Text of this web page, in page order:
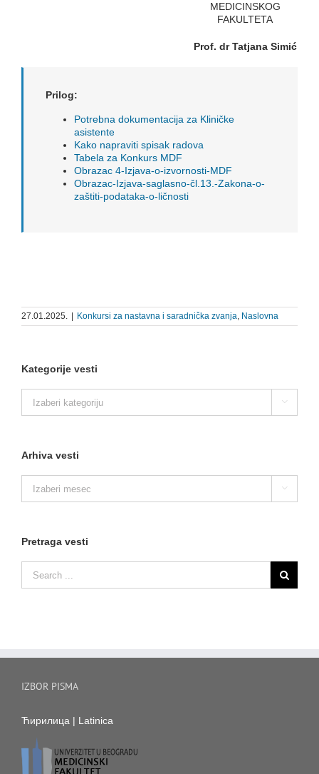
MEDICINSKOG
FAKULTETA
Prof. dr Tatjana Simić
Prilog:
Potrebna dokumentacija za Kliničke
asistente
Kako napraviti spisak radova
Tabela za Konkurs MDF
Obrazac 4-Izjava-o-izvornosti-MDF
Obrazac-Izjava-saglasno-čl.13.-Zakona-o-
zaštiti-podataka-o-ličnosti
27.01.2025. Konkursi za nastavna i saradnička zvanja, Naslovna
Kategorije vesti
vesti

Arhiva vesti
vesti

Pretraga vesti
IZBOR PISMA
Ћирилица | Latinica